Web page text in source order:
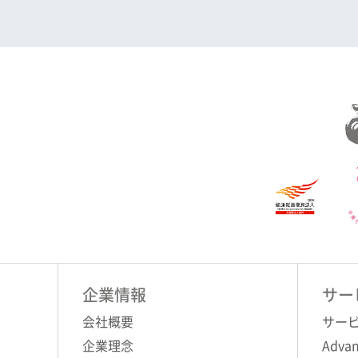
企業情報
会社概要
企業理念
サー
サー